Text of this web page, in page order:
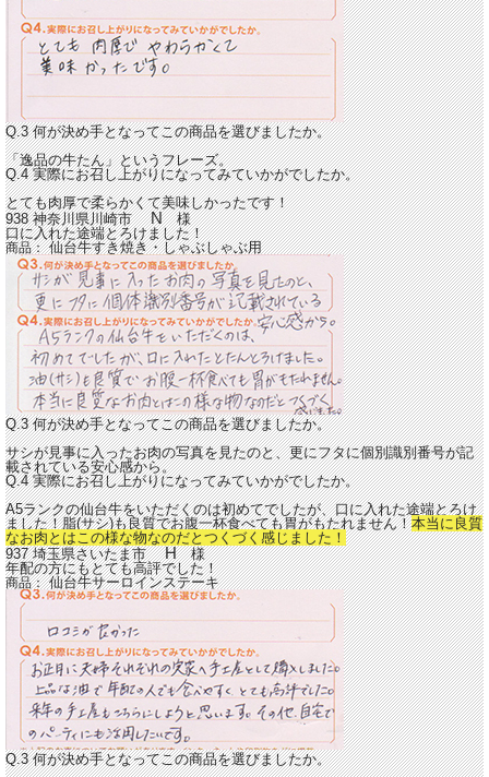
Q.3 何が決め手となってこの商品を選びましたか。
「逸品の牛たん」というフレーズ。
Q.4 実際にお召し上がりになってみていかがでしたか。
とても肉厚で柔らかくて美味しかったです！
938 神奈川県川崎市N様
口に入れた途端とろけました！
商品：仙台牛すき焼き・しゃぶしゃぶ用
Q.3 何が決め手となってこの商品を選びましたか。
サシが見事に入ったお肉の写真を見たのと、更にフタに個別識別番号が記
載されている安心感から。
Q.4 実際にお召し上がりになってみていかがでしたか。
A5ランクの仙台牛をいただくのは初めてでしたが、口に入れた途端とろけ
ました！脂(サシ)も良質でお腹一杯食べても胃がもたれません！本当に良質
なお肉とはこの様な物なのだとつくづく感じました！
937 埼玉県さいたま市H様
年配の方にもとても高評でした！
商品：仙台牛サーロインステーキ
Q.3 何が決め手となってこの商品を選びましたか。